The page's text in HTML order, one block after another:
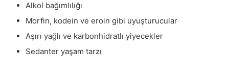
Alkol bağımlılığı
Morfin, kodein ve eroin gibi uyuşturucular
Aşırı yağlı ve karbonhidratlı yiyecekler
Sedanter yaşam tarzı